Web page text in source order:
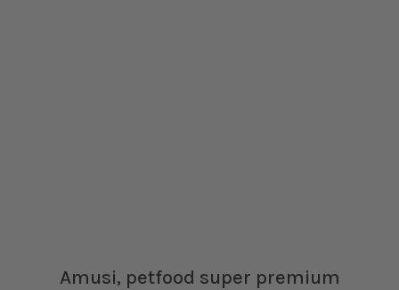
Amusi, petfood super premium